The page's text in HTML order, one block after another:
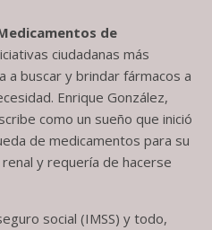
de
ciudadanas más
a buscar y brindar fármacos a
Enrique González,
como un sueño que inició
de medicamentos para su
y requería de hacerse
social (IMSS) y todo,